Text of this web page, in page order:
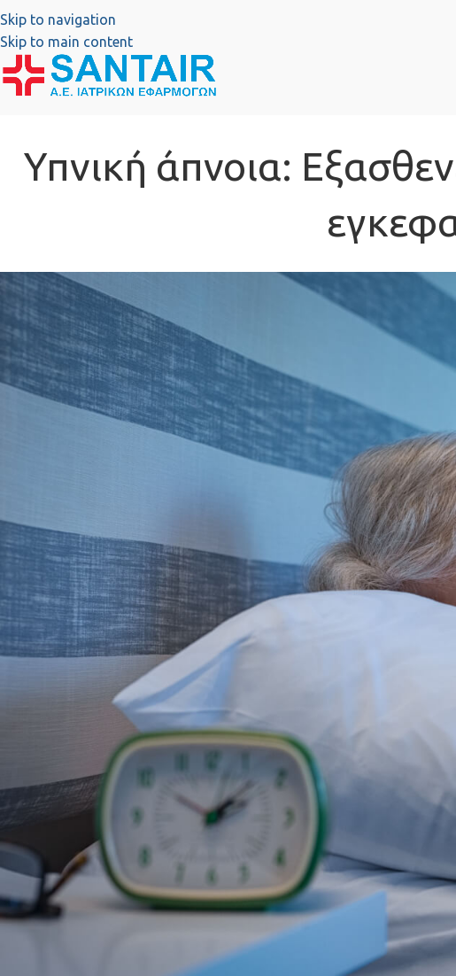
Skip to navigation
Skip to main content
Υπνική άπνοια: